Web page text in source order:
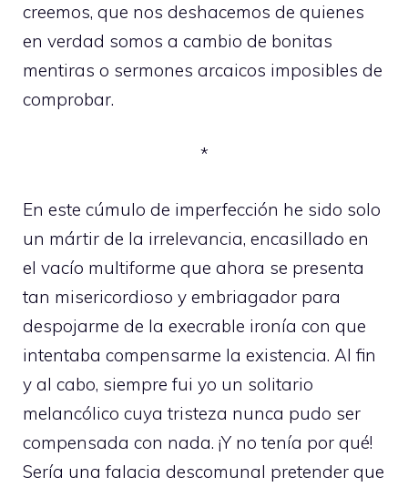
creemos, que nos deshacemos de quienes
en verdad somos a cambio de bonitas
mentiras o sermones arcaicos imposibles de
comprobar.
*
En este cúmulo de imperfección he sido solo
un mártir de la irrelevancia, encasillado en
el vacío multiforme que ahora se presenta
tan misericordioso y embriagador para
despojarme de la execrable ironía con que
intentaba compensarme la existencia. Al fin
y al cabo, siempre fui yo un solitario
melancólico cuya tristeza nunca pudo ser
compensada con nada. ¡Y no tenía por qué!
Sería una falacia descomunal pretender que